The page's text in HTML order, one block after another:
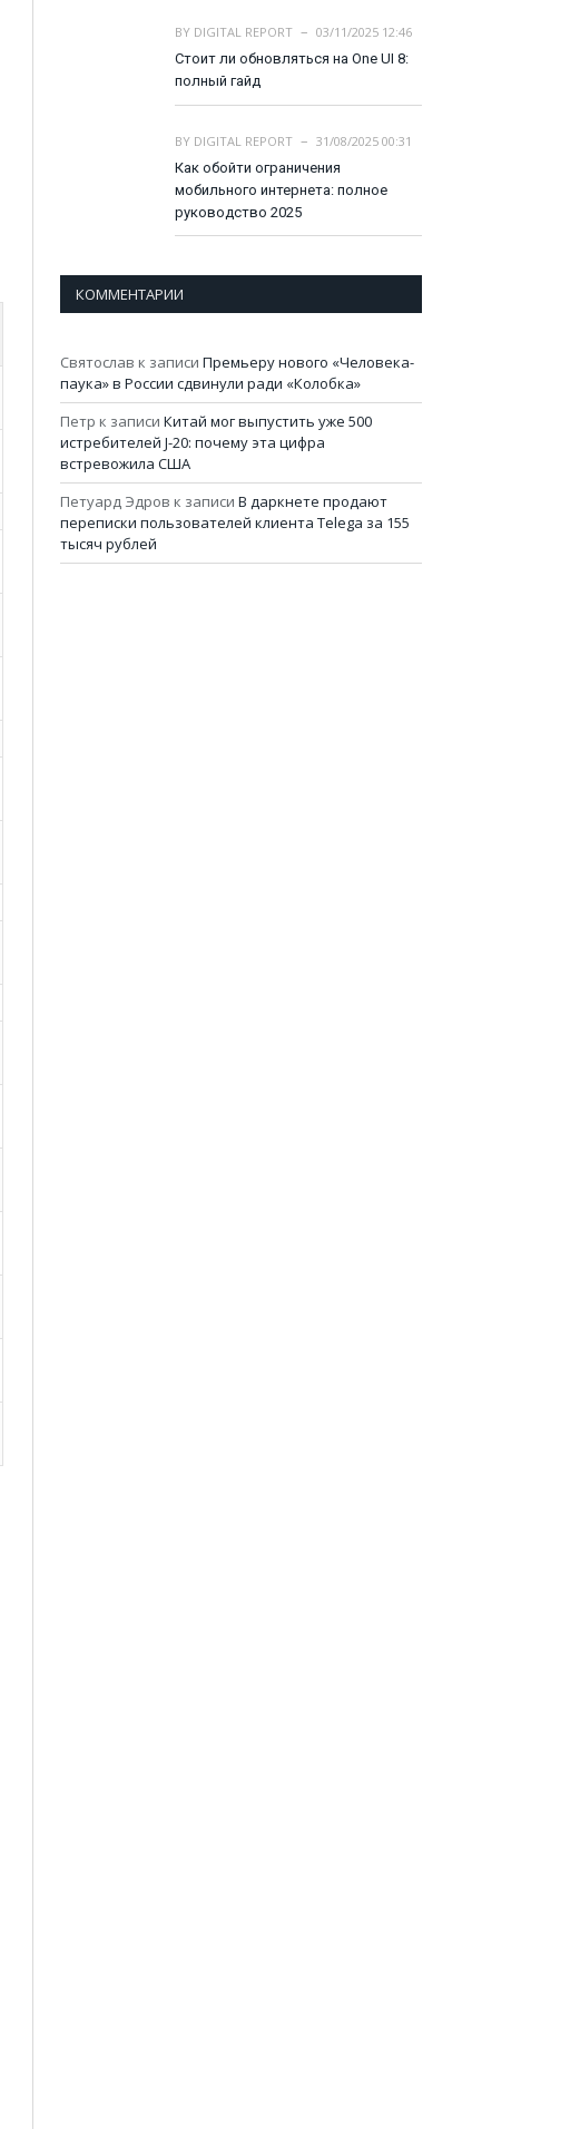
BY DIGITAL REPORT
03/11/2025 12:46
Стоит ли обновляться на One UI 8:
полный гайд
BY DIGITAL REPORT
31/08/2025 00:31
Как обойти ограничения
мобильного интернета: полное
руководство 2025
КОММЕНТАРИИ
Святослав к записи Премьеру нового «Человека-
паука» в России сдвинули ради «Колобка»
Петр к записи Китай мог выпустить уже 500
истребителей J-20: почему эта цифра
встревожила США
Петуард Эдров к записи В даркнете продают
переписки пользователей клиента Telega за 155
тысяч рублей